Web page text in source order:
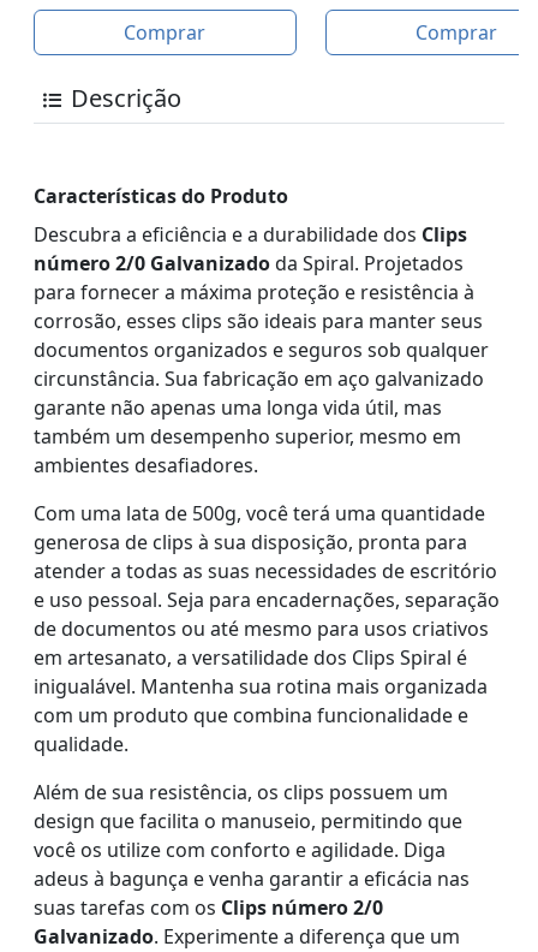
Comprar Comprar
Descrição
Características do Produto
Descubra a eficiência e a durabilidade dos Clips
número 2/0 Galvanizadoda Spiral. Projetados
para fornecer a máxima proteção e resistência à
corrosão, esses clips são ideais para manter seus
documentos organizados e seguros sob qualquer
circunstância. Sua fabricação em aço galvanizado
garante não apenas uma longa vida útil, mas
também um desempenho superior, mesmo em
ambientes desafiadores.
Com uma lata de 500g, você terá uma quantidade
generosa de clips à sua disposição, pronta para
atender a todas as suas necessidades de escritório
e uso pessoal. Seja para encadernações, separação
de documentos ou até mesmo para usos criativos
em artesanato, a versatilidade dos Clips Spiral é
inigualável. Mantenha sua rotina mais organizada
com um produto que combina funcionalidade e
qualidade.
Além de sua resistência, os clips possuem um
design que facilita o manuseio, permitindo que
você os utilize com conforto e agilidade. Diga
adeus à bagunça e venha garantir a eficácia nas
suas tarefas com os Clips número 2/0
Galvanizado. Experimente a diferença que um